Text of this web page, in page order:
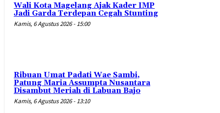
Wali Kota Magelang Ajak Kader IMP
Jadi Garda Terdepan Cegah Stunting
Kamis, 6 Agustus 2026 - 15:00
Ribuan Umat Padati Wae Sambi,
Patung Maria Assumpta Nusantara
Disambut Meriah di Labuan Bajo
Kamis, 6 Agustus 2026 - 13:10